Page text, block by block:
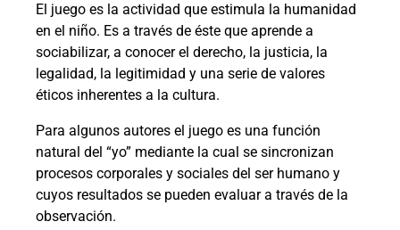
El juego es la actividad que estimula la humanidad
en el niño. Es a través de éste que aprende a
sociabilizar, a conocer el derecho, la justicia, la
legalidad, la legitimidad y una serie de valores
éticos inherentes a la cultura.
Para algunos autores el juego es una función
natural del “yo” mediante la cual se sincronizan
procesos corporales y sociales del ser humano y
cuyos resultados se pueden evaluar a través de la
observación.